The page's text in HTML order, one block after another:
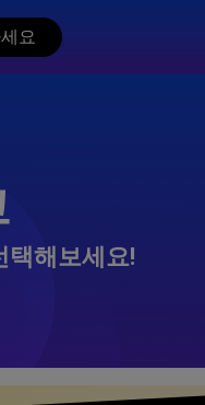
요
택해보세요!